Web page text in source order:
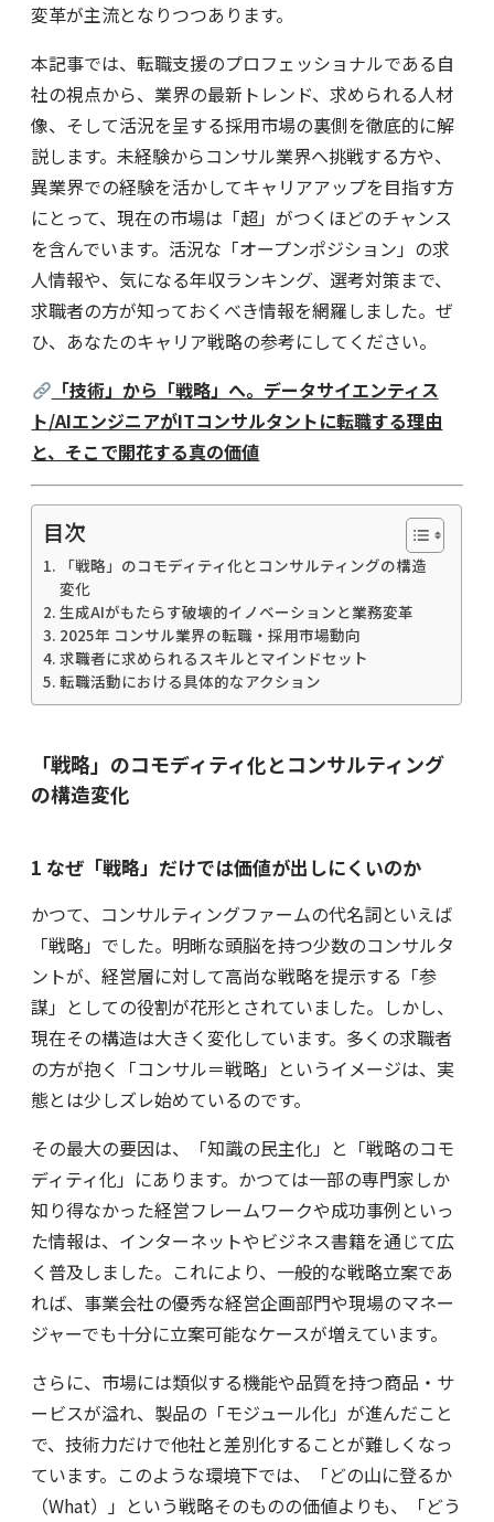
変革が主流となりつつあります。
本記事では、転職支援のプロフェッショナルである自
社の視点から、業界の最新トレンド、求められる人材
像、そして活況を呈する採用市場の裏側を徹底的に解
説します。未経験からコンサル業界へ挑戦する方や、
異業界での経験を活かしてキャリアアップを目指す方
にとって、現在の市場は「超」がつくほどのチャンス
を含んでいます。活況な「オープンポジション」の求
人情報や、気になる年収ランキング、選考対策まで、
求職者の方が知っておくべき情報を網羅しました。ぜ
ひ、あなたのキャリア戦略の参考にしてください。
「技術」から「戦略」へ。データサイエンティス
ト/AIエンジニアがITコンサルタントに転職する理由
と、そこで開花する真の価値
目次
「戦略」のコモディティ化とコンサルティングの構造
変化
生成AIがもたらす破壊的イノベーションと業務変革
2025年 コンサル業界の転職・採用市場動向
求職者に求められるスキルとマインドセット
転職活動における具体的なアクション
「戦略」のコモディティ化とコンサルティング
の構造変化
1 なぜ「戦略」だけでは価値が出しにくいのか
かつて、コンサルティングファームの代名詞といえば
「戦略」でした。明晰な頭脳を持つ少数のコンサルタ
ントが、経営層に対して高尚な戦略を提示する「参
謀」としての役割が花形とされていました。しかし、
現在その構造は大きく変化しています。多くの求職者
の方が抱く「コンサル＝戦略」というイメージは、実
態とは少しズレ始めているのです。
その最大の要因は、「知識の民主化」と「戦略のコモ
ディティ化」にあります。かつては一部の専門家しか
知り得なかった経営フレームワークや成功事例といっ
た情報は、インターネットやビジネス書籍を通じて広
く普及しました。これにより、一般的な戦略立案であ
れば、事業会社の優秀な経営企画部門や現場のマネー
ジャーでも十分に立案可能なケースが増えています。
さらに、市場には類似する機能や品質を持つ商品・サ
ービスが溢れ、製品の「モジュール化」が進んだこと
で、技術力だけで他社と差別化することが難しくなっ
ています。このような環境下では、「どの山に登るか
（What）」という戦略そのものの価値よりも、「どう